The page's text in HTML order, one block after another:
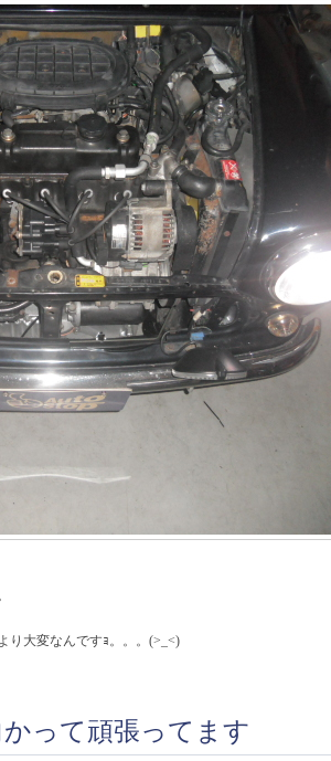
り大変なんですｮ。。。(>_<)
って頑張ってます